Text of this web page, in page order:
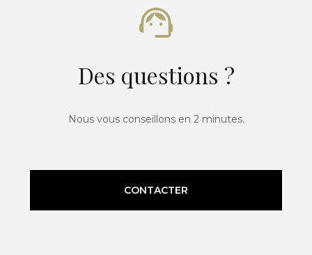
Des questions ?
Nous vous conseillons en 2 minutes.
CONTACTER